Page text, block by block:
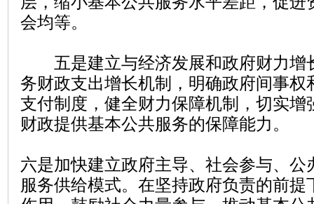
会均等。
五是建立与经济发展和政府财力增
务财政支出增长机制，明确政府间事权
支付制度，健全财力保障机制，切实增
财政提供基本公共服务的保障能力。
六是加快建立政府主导、社会参与、公
服务供给模式。在坚持政府负责的前提